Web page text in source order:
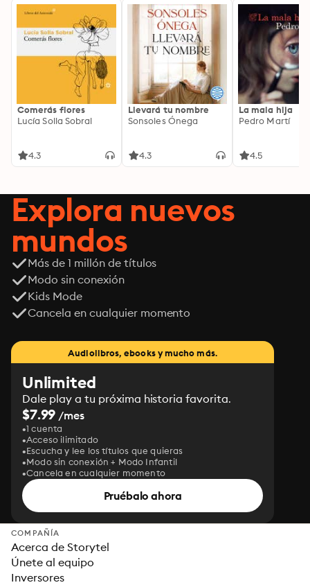
Comerás flores
Lucía Solla Sobral
4.3
Llevará tu nombre
Sonsoles Ónega
4.3
La mala hija
Pedro Martí
4.5
Explora nuevos
mundos
Más de 1 millón de títulos
Modo sin conexión
Kids Mode
Cancela en cualquier momento
Audiolibros, ebooks y mucho más.
Unlimited
Dale play a tu próxima historia favorita.
$7.99 /mes
1 cuenta
Acceso ilimitado
Escucha y lee los títulos que quieras
Modo sin conexión + Modo Infantil
Cancela en cualquier momento
Pruébalo ahora
COMPAÑÍA
Acerca de Storytel
Únete al equipo
Inversores